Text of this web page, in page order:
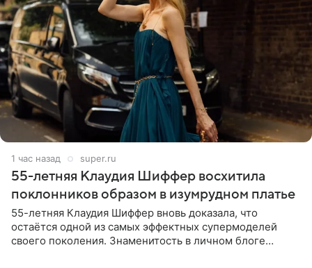
1 час назад super.ru
55-летняя Клаудия Шиффер восхитила
поклонников образом в изумрудном платье
55-летняя Клаудия Шиффер вновь доказала, что
остаётся одной из самых эффектных супермоделей
своего поколения. Знаменитость в личном блоге